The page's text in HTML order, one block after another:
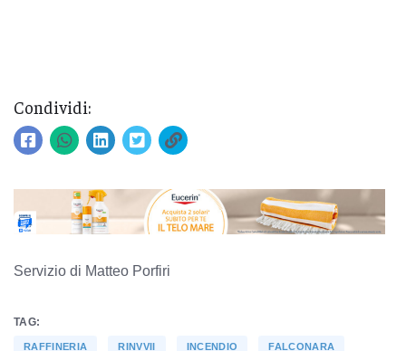
Condividi:
Servizio di Matteo Porfiri
TAG:
RAFFINERIA RINVVII INCENDIO FALCONARA